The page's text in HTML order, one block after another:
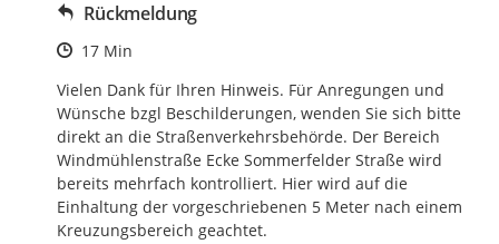
Rückmeldung
Zeitpunkt des Erstellens
17 Min
Vielen Dank für Ihren Hinweis. Für Anregungen und
Wünsche bzgl Beschilderungen, wenden Sie sich bitte
direkt an die Straßenverkehrsbehörde. Der Bereich
Windmühlenstraße Ecke Sommerfelder Straße wird
bereits mehrfach kontrolliert. Hier wird auf die
Einhaltung der vorgeschriebenen 5 Meter nach einem
Kreuzungsbereich geachtet.